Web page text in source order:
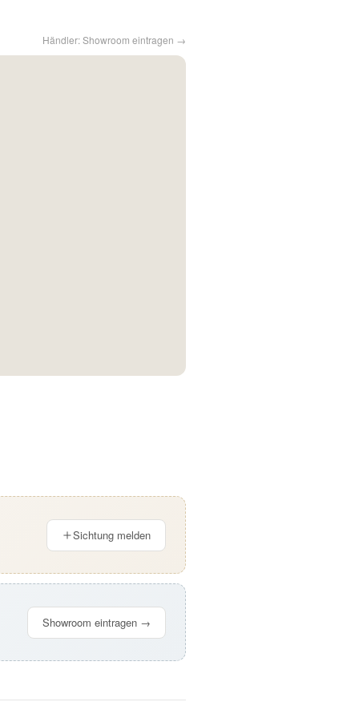
Händler: Showroom eintragen →
Sichtung melden
Showroom eintragen →